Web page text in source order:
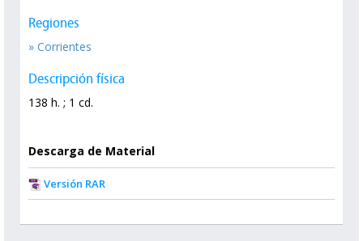
Regiones
» Corrientes
Descripción física
138 h. ; 1 cd.
Descarga de Material
Versión RAR